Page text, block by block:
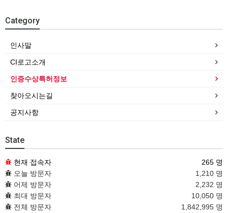
Category
인사말
CI로고소개
인증수상특허정보
찾아오시는길
공지사항
State
현재 접속자
265 명
오늘 방문자
1,210 명
어제 방문자
2,232 명
최대 방문자
10,050 명
전체 방문자
1,842,995 명